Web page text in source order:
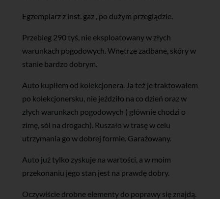
Egzemplarz z inst. gaz , po dużym przeglądzie.
Przebieg 290 tyś, nie eksploatowany w złych
warunkach pogodowych. Wnętrze zadbane, skóry w
stanie bardzo dobrym.
Auto kupiłem od kolekcjonera. Ja też je traktowałem
po kolekcjonersku, nie jeździło na co dzień oraz w
złych warunkach pogodowych ( głównie chodzi o
zimę, sól na drogach). Ruszało w trasę w celu
utrzymania go w dobrej formie. Garażowany.
Auto już tylko zyskuje na wartości, a w moim
przekonaniu jego stan jest na prawdę dobry.
Oczywiście drobne elementy do poprawy się znajdą.